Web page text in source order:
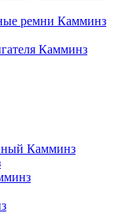
ремни Камминз
Камминз
Камминз